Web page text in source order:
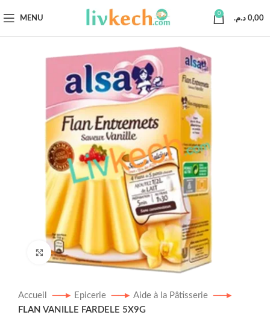
MENU
0
0,00 د.م.
Click to enlarge
Accueil Epicerie
Aide à la Pâtisserie
FLAN VANILLE FARDELE 5X9G